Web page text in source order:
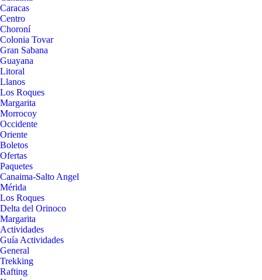
Caracas
Centro
Choroní
Colonia Tovar
Gran Sabana
Guayana
Litoral
Llanos
Los Roques
Margarita
Morrocoy
Occidente
Oriente
Boletos
Ofertas
Paquetes
Canaima-Salto Angel
Mérida
Los Roques
Delta del Orinoco
Margarita
Actividades
Guía Actividades
General
Trekking
Rafting